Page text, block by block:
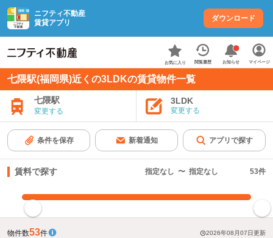
ニフティ不動産
賃貸アプリ
ダウンロード
お気に入り 閲覧履歴 お知らせ マイページ
七隈駅(福岡県)近くの3LDKの賃貸物件一覧
七隈駅
変更する
3LDK
変更する
条件を保存 新着通知 アプリで探す
賃料で探す 指定なし 〜 指定なし 53件
物件数53件 2026年08月07日更新